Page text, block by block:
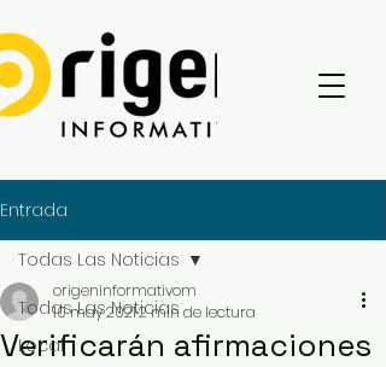
Entrada
Todas Las Noticias
Local
Todas Las Noticias
Verificarán afirmaciones
origeninformativom
10 may 20212 min de lectura